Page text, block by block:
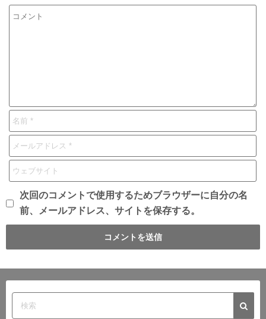
次回のコメントで使用するためブラウザーに自分の名
前、メールアドレス、サイトを保存する。